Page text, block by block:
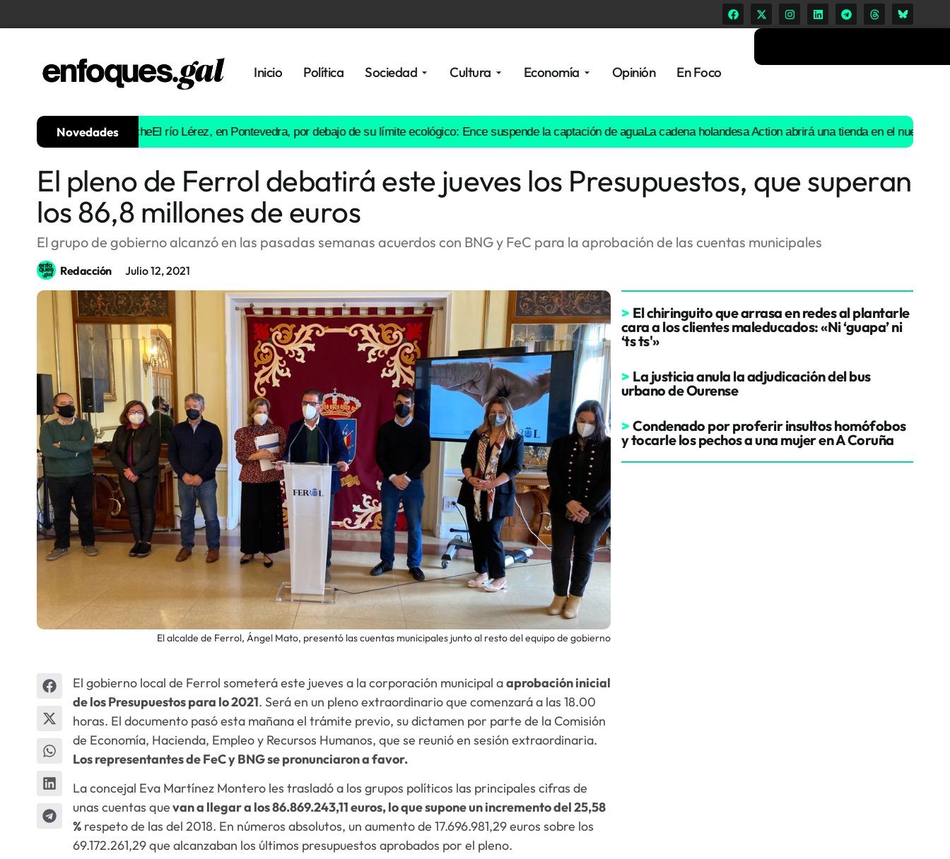
Inicio Política Sociedad Cultura Economía Opinión En Foco
Tendencias
Memoria
Histórica
Escenarios
Sostenibilidad
Innova
Novedades
un viaje en cocheEl río Lérez, en Pontevedra, por debajo de su límite ecológico: Ence suspende la captación de aguaLa cadena holandesa Action abrirá una tienda en el nuevo Parque
El pleno de Ferrol debatirá este jueves los Presupuestos, que superan
los 86,8 millones de euros
El grupo de gobierno alcanzó en las pasadas semanas acuerdos con BNG y FeC para la aprobación de las cuentas municipales
Redacción Julio 12, 2021
El alcalde de Ferrol, Ángel Mato, presentó las cuentas municipales junto al resto del equipo de gobierno
El gobierno local de Ferrol someterá este jueves a la corporación municipal aaprobación inicial
de los Presupuestos para lo 2021. Será en un pleno extraordinario que comenzará a las 18.00
horas. El documento pasó esta mañana el trámite previo, su dictamen por parte de la Comisión
de Economía, Hacienda, Empleo y Recursos Humanos, que se reunió en sesión extraordinaria.
Los representantes de FeC y BNG se pronunciaron a favor.
La concejal Eva Martínez Montero les trasladó a los grupos políticos las principales cifras de
unas cuentas quevan a llegar a los 86.869.243,11 euros, lo que supone un incremento del 25,58
%respeto de las del 2018. En números absolutos, un aumento de 17.696.981,29 euros sobre los
69.172.261,29 que alcanzaban los últimos presupuestos aprobados por el pleno.
> El chiringuito que arrasa en redes al plantarle
cara a los clientes maleducados: «Ni ‘guapa’ ni
‘ts ts'»
> La justicia anula la adjudicación del bus
urbano de Ourense
> Condenado por proferir insultos homófobos
y tocarle los pechos a una mujer en A Coruña